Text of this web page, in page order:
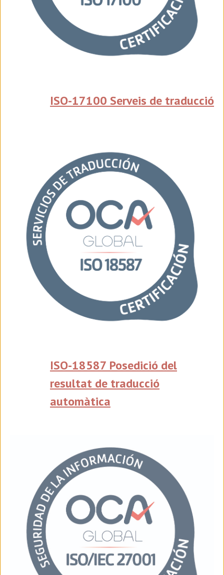
ISO-17100 Serveis de traducció
ISO-18587 Posedició del
resultat de traducció
automàtica